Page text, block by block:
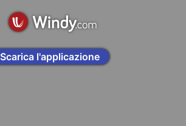
Scarica l'applicazione